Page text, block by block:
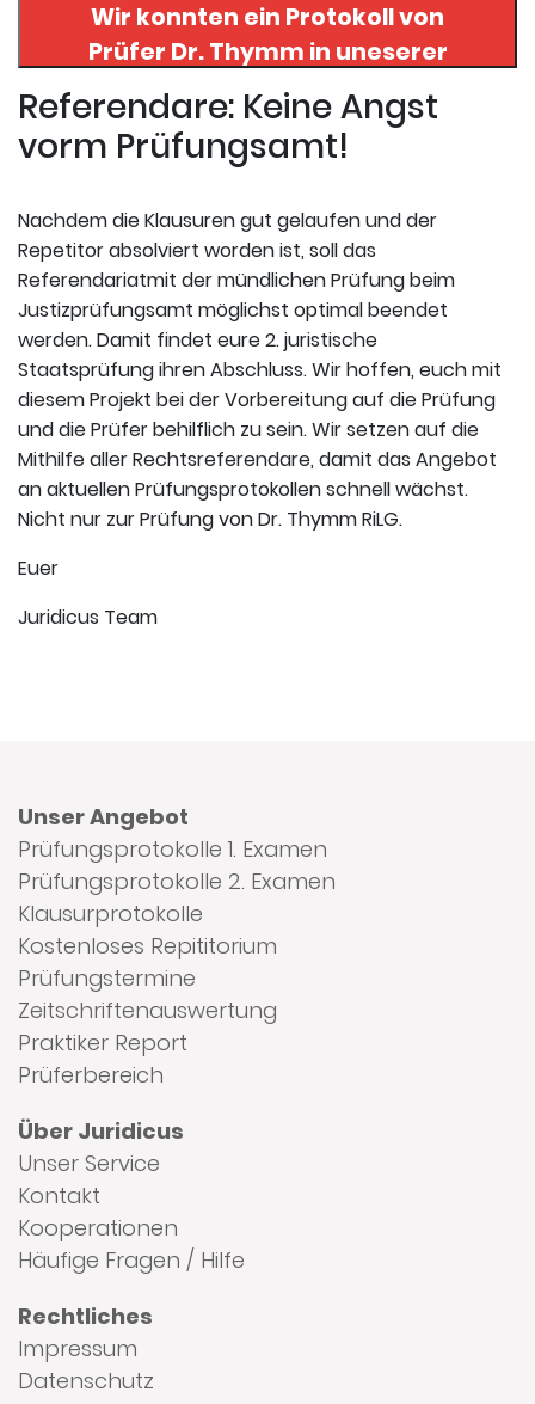
Wir konnten ein Protokoll von
Prüfer Dr. Thymm in uneserer
Datenbank finden. Hier
registrieren und das Protokoll
abrufen.
Referendare: Keine Angst
vorm Prüfungsamt!
Nachdem die Klausuren gut gelaufen und der
Repetitor absolviert worden ist, soll das
Referendariatmit der mündlichen Prüfung beim
Justizprüfungsamt möglichst optimal beendet
werden. Damit findet eure 2. juristische
Staatsprüfung ihren Abschluss. Wir hoffen, euch mit
diesem Projekt bei der Vorbereitung auf die Prüfung
und die Prüfer behilflich zu sein. Wir setzen auf die
Mithilfe aller Rechtsreferendare, damit das Angebot
an aktuellen Prüfungsprotokollen schnell wächst.
Nicht nur zur Prüfung von Dr. Thymm RiLG.
Euer
Juridicus Team
Unser Angebot
Prüfungsprotokolle 1. Examen
Prüfungsprotokolle 2. Examen
Klausurprotokolle
Kostenloses Repititorium
Prüfungstermine
Zeitschriftenauswertung
Praktiker Report
Prüferbereich
Über Juridicus
Unser Service
Kontakt
Kooperationen
Häufige Fragen / Hilfe
Rechtliches
Impressum
Datenschutz